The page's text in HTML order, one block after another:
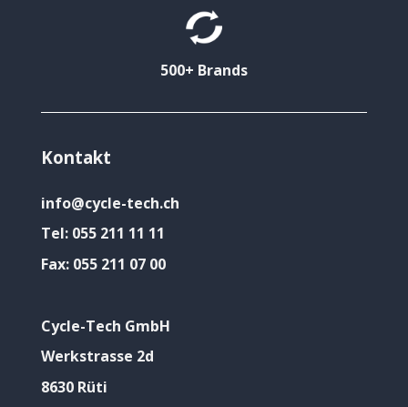
500+ Brands
Kontakt
info@cycle-tech.ch
Tel: 055 211 11 11
Fax: 055 211 07 00
Cycle-Tech GmbH
Werkstrasse 2d
8630 Rüti